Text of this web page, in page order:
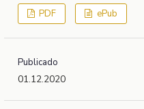
PDF ePub
Publicado
01.12.2020